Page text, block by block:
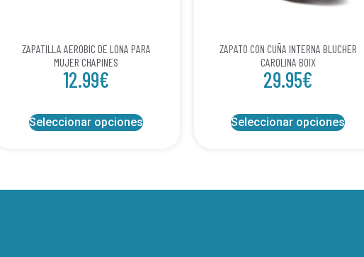
ZAPATILLA AEROBIC DE LONA PARA
MUJER CHAPINES
12.99€
Seleccionar opciones
ZAPATO CON CUÑA INTERNA BLUCHER
CAROLINA BOIX
29.95€
Seleccionar opciones